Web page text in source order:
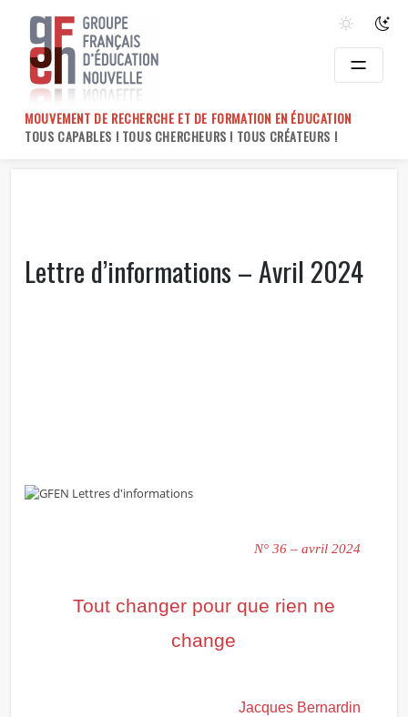
content
MOUVEMENT DE RECHERCHE ET DE FORMATION EN ÉDUCATION
TOUS CAPABLES ! TOUS CHERCHEURS ! TOUS CRÉATEURS !
Lettre d’informations – Avril 2024
N° 36 – avril 2024
Tout changer pour que rien ne
change
Jacques Bernardin